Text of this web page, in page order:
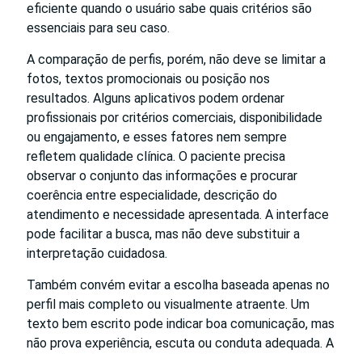
eficiente quando o usuário sabe quais critérios são
essenciais para seu caso.
A comparação de perfis, porém, não deve se limitar a
fotos, textos promocionais ou posição nos
resultados. Alguns aplicativos podem ordenar
profissionais por critérios comerciais, disponibilidade
ou engajamento, e esses fatores nem sempre
refletem qualidade clínica. O paciente precisa
observar o conjunto das informações e procurar
coerência entre especialidade, descrição do
atendimento e necessidade apresentada. A interface
pode facilitar a busca, mas não deve substituir a
interpretação cuidadosa.
Também convém evitar a escolha baseada apenas no
perfil mais completo ou visualmente atraente. Um
texto bem escrito pode indicar boa comunicação, mas
não prova experiência, escuta ou conduta adequada. A